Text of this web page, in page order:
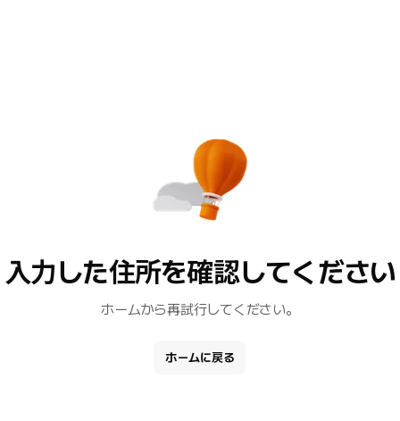
入力した住所を確認してください
ホームから再試行してください。
ホームに戻る